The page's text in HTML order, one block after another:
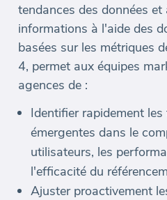
tendances des données et
informations à l'aide des
basées sur les métriques
4, permet aux équipes
agences de :
Identifier rapidement les
émergentes dans le
utilisateurs, les
l'efficacité du
Ajuster proactivement